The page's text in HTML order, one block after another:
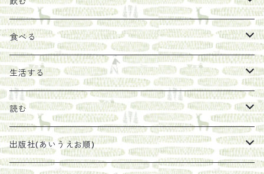
お茶
エキス
珈琲豆
太山寺珈琲焙煎室
食べる
ジャム
うめぼし
塩
生活する
エコラップ
石けん
読む
刊行から時間が経ったけれど、長く売り続けたい一冊
出版社(あいうえお順)